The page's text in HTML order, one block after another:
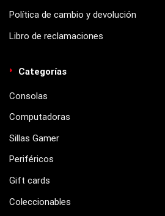
Política de cambio y devolución
Libro de reclamaciones
Categorías
Consolas
Computadoras
Sillas Gamer
Periféricos
Gift cards
Coleccionables